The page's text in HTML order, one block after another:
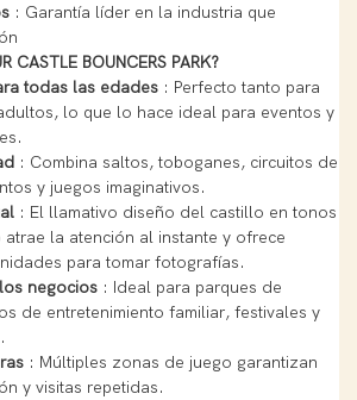
: Garantía líder en la industria que
CASTLE BOUNCERS PARK?
todas las edades: Perfecto tanto para
lo que lo hace ideal para eventos y
: Combina saltos, toboganes, circuitos de
y juegos imaginativos.
: El llamativo diseño del castillo en tonos
la atención al instante y ofrece
para tomar fotografías.
negocios: Ideal para parques de
de entretenimiento familiar, festivales y
: Múltiples zonas de juego garantizan
y visitas repetidas.